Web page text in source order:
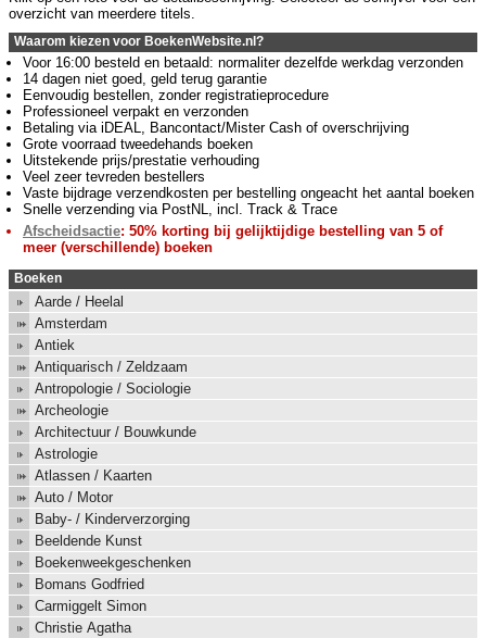
overzicht van meerdere titels.
Waarom kiezen voor BoekenWebsite.nl?
Voor 16:00 besteld en betaald: normaliter dezelfde werkdag verzonden
14 dagen niet goed, geld terug garantie
Eenvoudig bestellen, zonder registratieprocedure
Professioneel verpakt en verzonden
Betaling via iDEAL, Bancontact/Mister Cash of overschrijving
Grote voorraad tweedehands boeken
Uitstekende prijs/prestatie verhouding
Veel zeer tevreden bestellers
Vaste bijdrage verzendkosten per bestelling ongeacht het aantal boeken
Snelle verzending via PostNL, incl. Track & Trace
Afscheidsactie: 50% korting bij gelijktijdige bestelling van 5 of
meer (verschillende) boeken
Boeken
Aarde / Heelal
Amsterdam
Antiek
Antiquarisch / Zeldzaam
Antropologie / Sociologie
Archeologie
Architectuur / Bouwkunde
Astrologie
Atlassen / Kaarten
Auto / Motor
Baby- / Kinderverzorging
Beeldende Kunst
Boekenweekgeschenken
Bomans Godfried
Carmiggelt Simon
Christie Agatha